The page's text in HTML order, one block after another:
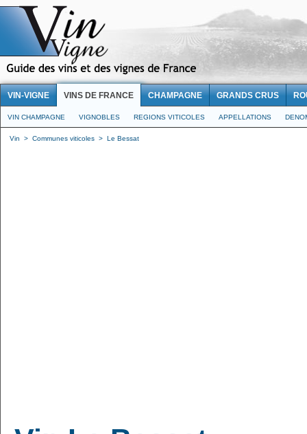
VIN-VIGNE VINS DE FRANCE CHAMPAGNE GRANDS CRUS
VIN CHAMPAGNE VIGNOBLES REGIONS VITICOLES APPELLATIONS
Vin > Communes viticoles > Le Bessat